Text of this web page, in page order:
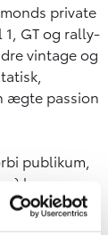
private
GT og rally-
vintage og
ægte passion
publikum,
lange
fans.